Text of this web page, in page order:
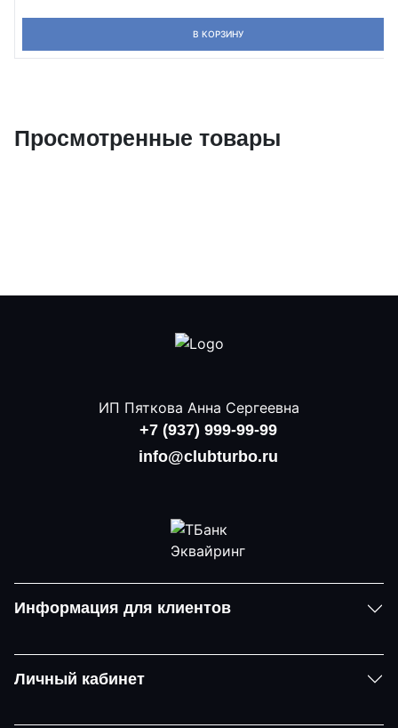
В КОРЗИНУ
Просмотренные товары
ИП Пяткова Анна Сергеевна
+7 (937) 999-99-99
info@clubturbo.ru
Информация для клиентов
Личный кабинет